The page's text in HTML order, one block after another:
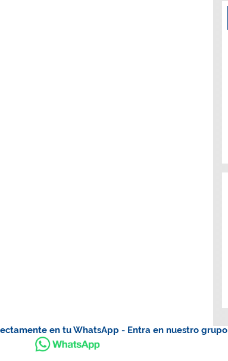
en tu WhatsApp - Entra en nuestro grupo